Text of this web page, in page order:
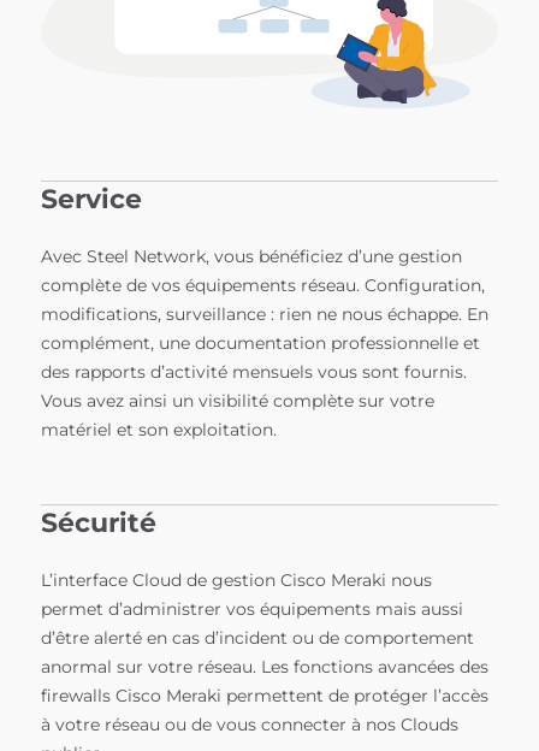
Service
Avec Steel Network, vous bénéficiez d’une gestion
complète de vos équipements réseau. Configuration,
modifications, surveillance : rien ne nous échappe. En
complément, une documentation professionnelle et
des rapports d’activité mensuels vous sont fournis.
Vous avez ainsi un visibilité complète sur votre
matériel et son exploitation.
Sécurité
L’interface Cloud de gestion Cisco Meraki nous
permet d’administrer vos équipements mais aussi
d’être alerté en cas d’incident ou de comportement
anormal sur votre réseau. Les fonctions avancées des
firewalls Cisco Meraki permettent de protéger l’accès
à votre réseau ou de vous connecter à nos Clouds